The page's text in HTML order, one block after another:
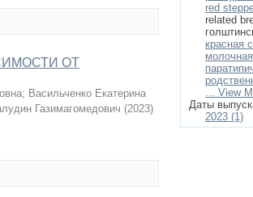
ОТ
; Васильченко Екатерина
Газимагомедович (2023)
red
related
красная
... View
Даты
2023 (1)